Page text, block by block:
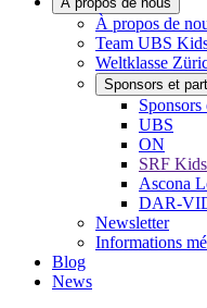
À propos de
Team UBS
Weltklasse
Sponsors et
Sponsors
UBS
ON
SRF Kids
Ascona
DAR-
Newsletter
Informations
Blog
News